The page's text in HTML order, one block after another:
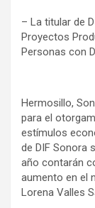
– La titular de
Proyectos
Personas con
Hermosillo,
para el
estímulos
de DIF Sonora
año contarán
aumento en el
Lorena Valles